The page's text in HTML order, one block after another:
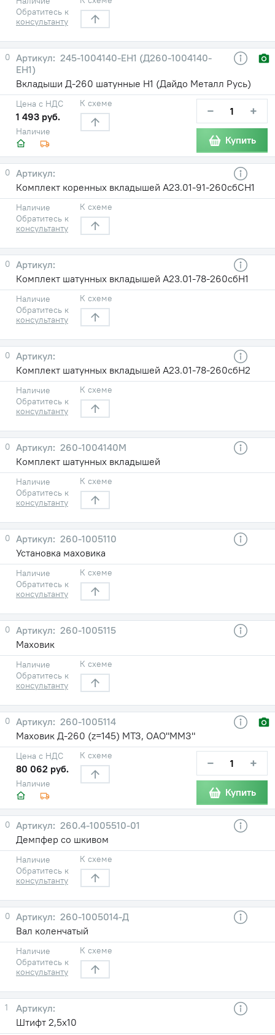
Обратитесь к
консультанту
0
245-1004140-ЕН1 (Д260-1004140-
ЕН1)
Вкладыши Д-260 шатунные Н1 (Дайдо Металл Русь)
Наличие
Цена с НДС
1 493 руб.
К схеме − +
Купить
0
Комплект коренных вкладышей А23.01-91-260сбСН1
Наличие
Обратитесь к
консультанту
К схеме
0
Комплект шатунных вкладышей А23.01-78-260сбН1
Наличие
Обратитесь к
консультанту
К схеме
0
Комплект шатунных вкладышей А23.01-78-260сбН2
Наличие
Обратитесь к
консультанту
К схеме
0
260-1004140М
Комплект шатунных вкладышей
Наличие
Обратитесь к
консультанту
К схеме
0
260-1005110
Установка маховика
Наличие
Обратитесь к
консультанту
К схеме
0
260-1005115
Маховик
Наличие
Обратитесь к
консультанту
К схеме
0
260-1005114
Маховик Д-260 (z=145) МТЗ, ОАО"ММЗ"
Наличие
Цена с НДС
80 062 руб.
К схеме − +
Купить
0
260.4-1005510-01
Демпфер со шкивом
Наличие
Обратитесь к
консультанту
К схеме
0
260-1005014-Д
Вал коленчатый
Наличие
Обратитесь к
консультанту
К схеме
1
Штифт 2,5х10